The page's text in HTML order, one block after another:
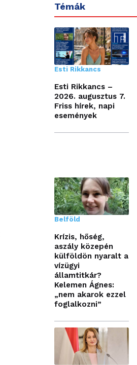
Témák
Esti Rikkancs
Esti Rikkancs –
2026. augusztus 7.
Friss hírek, napi
események
Belföld
Krízis, hőség,
aszály közepén
külföldön nyaralt a
vízügyi
államtitkár?
Kelemen Ágnes:
„nem akarok ezzel
foglalkozni”